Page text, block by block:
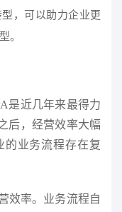
，可以助力企业更
。
是近几年来最得力
后，经营效率大幅
的业务流程存在复
效率。业务流程自